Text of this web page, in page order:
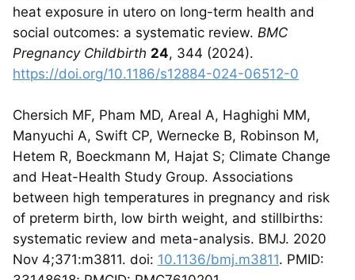
heat exposure in utero on long-term health and
social outcomes: a systematic review. BMC
Pregnancy Childbirth 24, 344 (2024).
https://doi.org/10.1186/s12884-024-06512-0
Chersich MF, Pham MD, Areal A, Haghighi MM,
Manyuchi A, Swift CP, Wernecke B, Robinson M,
Hetem R, Boeckmann M, Hajat S; Climate Change
and Heat-Health Study Group. Associations
between high temperatures in pregnancy and risk
of preterm birth, low birth weight, and stillbirths:
systematic review and meta-analysis. BMJ. 2020
Nov 4;371:m3811. doi: 10.1136/bmj.m3811. PMID: